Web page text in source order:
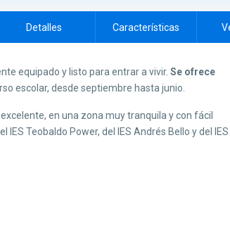
Detalles Características
equipado y listo para entrar a vivir. Se ofrece
escolar, desde septiembre hasta junio.
en una zona muy tranquila y con fácil
Teobaldo Power, del IES Andrés Bello y del